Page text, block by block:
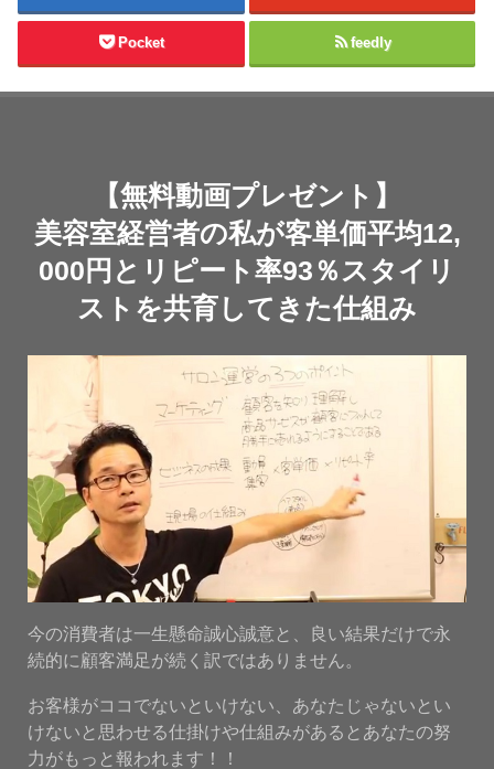
Pocket feedly
【無料動画プレゼント】
美容室経営者の私が客単価平均12,
000円とリピート率93％スタイリ
ストを共育してきた仕組み
今の消費者は一生懸命誠心誠意と、良い結果だけで永
続的に顧客満足が続く訳ではありません。
お客様がココでないといけない、あなたじゃないとい
けないと思わせる仕掛けや仕組みがあるとあなたの努
力がもっと報われます！！